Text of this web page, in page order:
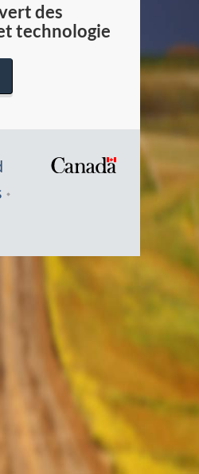
des
technologie
Symbole
Canada